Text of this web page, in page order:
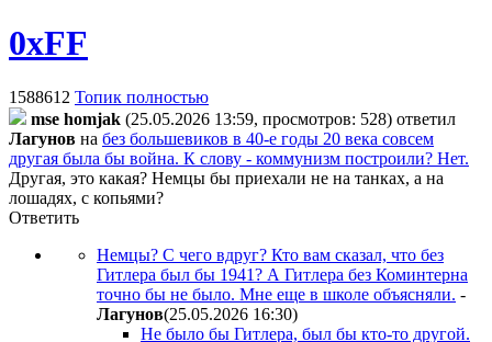
0xFF
1588612 Топик полностью
mse homjak (25.05.2026 13:59, просмотров: 528) ответил
Лaгyнoв на без большевиков в 40-е годы 20 века совсем
другая была бы война. К слову - коммунизм построили? Нет.
Другая, это какая? Немцы бы приехали не на танках, а на
лошадях, с копьями?
Ответить
Немцы? С чего вдруг? Кто вам сказал, что без
Гитлера был бы 1941? А Гитлера без Коминтерна
точно бы не было. Мне еще в школе объясняли. -
Лaгyнoв(25.05.2026 16:30)
Не было бы Гитлера, был бы кто-то другой.